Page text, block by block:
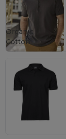
Organic
Cotton